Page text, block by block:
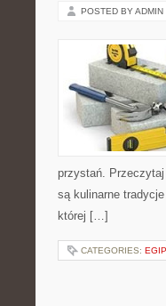
POSTED BY ADMIN
przystań.
są kulinarne
której […]
CATEGORIES: